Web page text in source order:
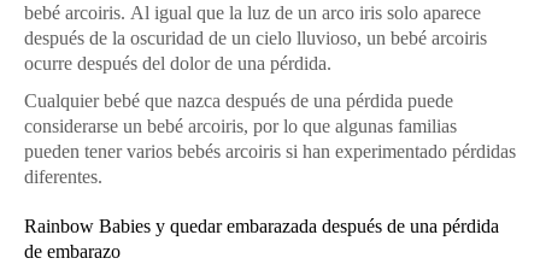
bebé arcoiris. Al igual que la luz de un arco iris solo aparece
después de la oscuridad de un cielo lluvioso, un bebé arcoiris
ocurre después del dolor de una pérdida.
Cualquier bebé que nazca después de una pérdida puede
considerarse un bebé arcoiris, por lo que algunas familias
pueden tener varios bebés arcoiris si han experimentado pérdidas
diferentes.
Rainbow Babies y quedar embarazada después de una pérdida
de embarazo